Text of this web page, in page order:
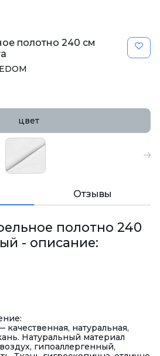
полотно 240 см
цвет
Отзывы
полотно 240
- описание:
натуральная,
Натуральный материал
гипоаллергенный,